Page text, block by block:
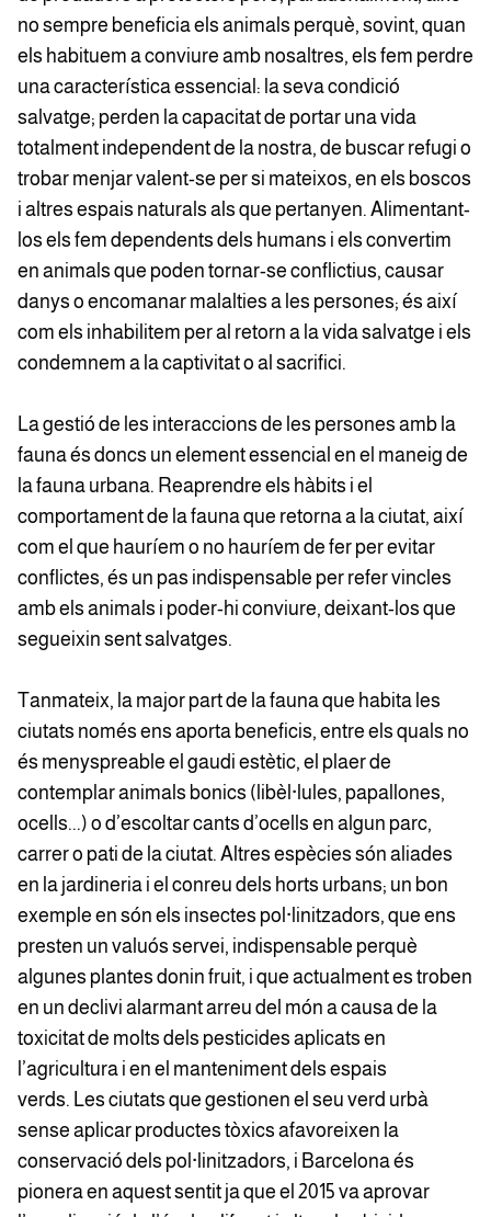
no sempre beneficia els animals perquè, sovint, quan
els habituem a conviure amb nosaltres, els fem perdre
una característica essencial: la seva condició
salvatge; perden la capacitat de portar una vida
totalment independent de la nostra, de buscar refugi o
trobar menjar valent-se per si mateixos, en els boscos
i altres espais naturals als que pertanyen. Alimentant-
los els fem dependents dels humans i els convertim
en animals que poden tornar-se conflictius, causar
danys o encomanar malalties a les persones; és així
com els inhabilitem per al retorn a la vida salvatge i els
condemnem a la captivitat o al sacrifici.
La gestió de les interaccions de les persones amb la
fauna és doncs un element essencial en el maneig de
la fauna urbana. Reaprendre els hàbits i el
comportament de la fauna que retorna a la ciutat, així
com el que hauríem o no hauríem de fer per evitar
conflictes, és un pas indispensable per refer vincles
amb els animals i poder-hi conviure, deixant-los que
segueixin sent salvatges.
Tanmateix, la major part de la fauna que habita les
ciutats només ens aporta beneficis, entre els quals no
és menyspreable el gaudi estètic, el plaer de
contemplar animals bonics (libèl·lules, papallones,
ocells...) o d’escoltar cants d’ocells en algun parc,
carrer o pati de la ciutat. Altres espècies són aliades
en la jardineria i el conreu dels horts urbans; un bon
exemple en són els insectes pol·linitzadors, que ens
presten un valuós servei, indispensable perquè
algunes plantes donin fruit, i que actualment es troben
en un declivi alarmant arreu del món a causa de la
toxicitat de molts dels pesticides aplicats en
l’agricultura i en el manteniment dels espais
verds. Les ciutats que gestionen el seu verd urbà
sense aplicar productes tòxics afavoreixen la
conservació dels pol·linitzadors, i Barcelona és
pionera en aquest sentit ja que el 2015 va aprovar